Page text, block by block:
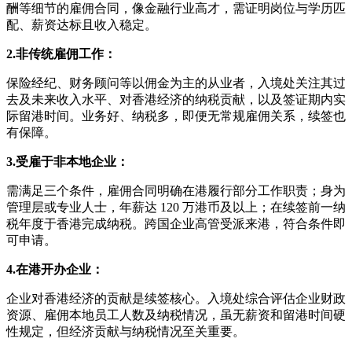
酬等细节的雇佣合同，像金融行业高才，需证明岗位与学历匹
配、薪资达标且收入稳定。
2.非传统雇佣工作：
保险经纪、财务顾问等以佣金为主的从业者，入境处关注其过
去及未来收入水平、对香港经济的纳税贡献，以及签证期内实
际留港时间。业务好、纳税多，即便无常规雇佣关系，续签也
有保障。
3.受雇于非本地企业：
需满足三个条件，雇佣合同明确在港履行部分工作职责；身为
管理层或专业人士，年薪达 120 万港币及以上；在续签前一纳
税年度于香港完成纳税。跨国企业高管受派来港，符合条件即
可申请。
4.在港开办企业：
企业对香港经济的贡献是续签核心。入境处综合评估企业财政
资源、雇佣本地员工人数及纳税情况，虽无薪资和留港时间硬
性规定，但经济贡献与纳税情况至关重要。